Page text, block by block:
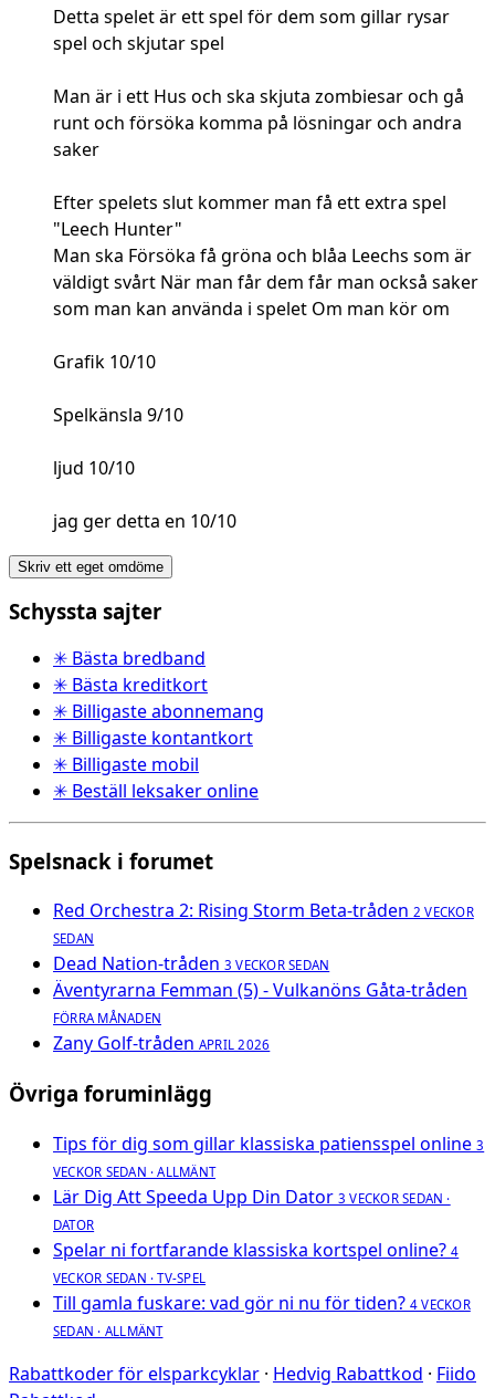
Detta spelet är ett spel för dem som gillar rysar
spel och skjutar spel
Man är i ett Hus och ska skjuta zombiesar och gå
runt och försöka komma på lösningar och andra
saker
Efter spelets slut kommer man få ett extra spel
"Leech Hunter"
Man ska Försöka få gröna och blåa Leechs som är
väldigt svårt När man får dem får man också saker
som man kan använda i spelet Om man kör om
Grafik 10/10
Spelkänsla 9/10
ljud 10/10
jag ger detta en 10/10
Skriv ett eget omdöme
Schyssta sajter
✳ Bästa bredband
✳ Bästa kreditkort
✳ Billigaste abonnemang
✳ Billigaste kontantkort
✳ Billigaste mobil
✳ Beställ leksaker online
Spelsnack i forumet
Red Orchestra 2: Rising Storm Beta-tråden 2 VECKOR
SEDAN
Dead Nation-tråden 3 VECKOR SEDAN
Äventyrarna Femman (5) - Vulkanöns Gåta-tråden
FÖRRA MÅNADEN
Zany Golf-tråden APRIL 2026
Övriga foruminlägg
Tips för dig som gillar klassiska patiensspel online 3
VECKOR SEDAN · ALLMÄNT
Lär Dig Att Speeda Upp Din Dator 3 VECKOR SEDAN ·
DATOR
Spelar ni fortfarande klassiska kortspel online? 4
VECKOR SEDAN · TV-SPEL
Till gamla fuskare: vad gör ni nu för tiden? 4 VECKOR
SEDAN · ALLMÄNT
Rabattkoder för elsparkcyklar · Hedvig Rabattkod · Fiido